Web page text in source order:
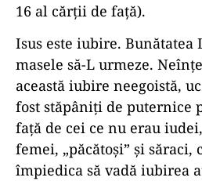
16 al cărţii de faţă).
Isus este iubire. Bunătatea
masele să-L urmeze.
această iubire neegoistă,
fost stă­pâ­niţi de puternice
faţă de cei ce nu erau
femei, „păcătoşi” şi săraci,
împiedica să vadă iubirea